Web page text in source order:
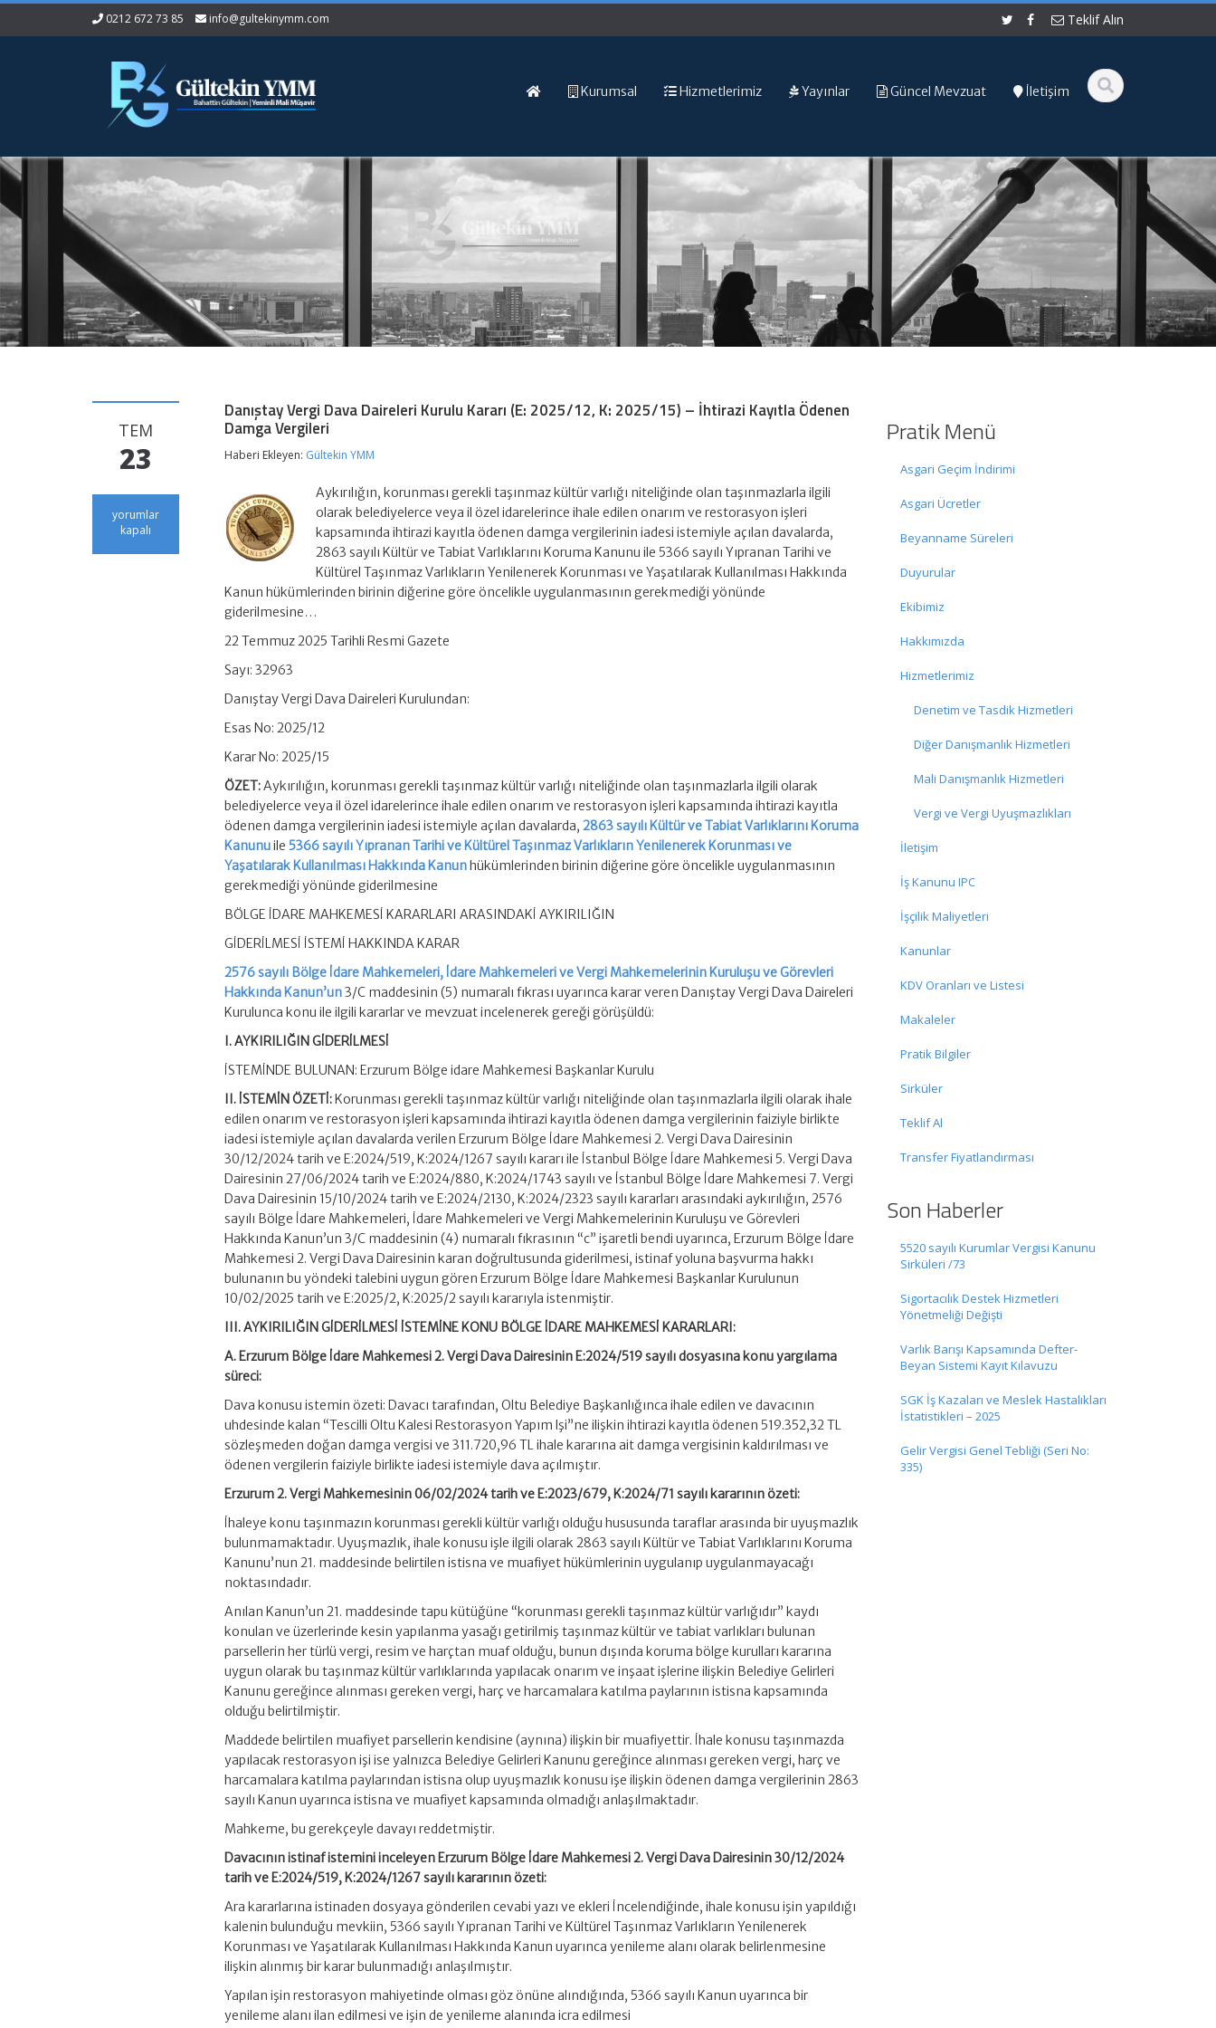
0212 672 73 85 info@gultekinymm.com Teklif Alın
Kurumsal Hizmetlerimiz Yayınlar Güncel Mevzuat İletişim
TEM
23
Danıştay
Vergi
yorumlar
kapalı
Danıştay Vergi Dava Daireleri Kurulu Kararı (E: 2025/12, K: 2025/15) – İhtirazi Kayıtla Ödenen
Damga Vergileri
Haberi Ekleyen: Gültekin YMM
Aykırılığın, korunması gerekli taşınmaz kültür varlığı niteliğinde olan taşınmazlarla ilgili
olarak belediyelerce veya il özel idarelerince ihale edilen onarım ve restorasyon işleri
kapsamında ihtirazi kayıtla ödenen damga vergilerinin iadesi istemiyle açılan davalarda,
2863 sayılı Kültür ve Tabiat Varlıklarını Koruma Kanunu ile 5366 sayılı Yıpranan Tarihi ve
Kültürel Taşınmaz Varlıkların Yenilenerek Korunması ve Yaşatılarak Kullanılması Hakkında
Kanun hükümlerinden birinin diğerine göre öncelikle uygulanmasının gerekmediği yönünde
giderilmesine…
22 Temmuz 2025 Tarihli Resmi Gazete
Sayı: 32963
Danıştay Vergi Dava Daireleri Kurulundan:
Esas No: 2025/12
Karar No: 2025/15
ÖZET:Aykırılığın, korunması gerekli taşınmaz kültür varlığı niteliğinde olan taşınmazlarla ilgili olarak
belediyelerce veya il özel idarelerince ihale edilen onarım ve restorasyon işleri kapsamında ihtirazi kayıtla
ödenen damga vergilerinin iadesi istemiyle açılan davalarda,2863 sayılı Kültür ve Tabiat Varlıklarını Koruma
Kanunuile 5366 sayılı Yıpranan Tarihi ve Kültürel Taşınmaz Varlıkların Yenilenerek Korunması ve
Yaşatılarak Kullanılması Hakkında Kanun hükümlerinden birinin diğerine göre öncelikle uygulanmasının
gerekmediği yönünde giderilmesine
BÖLGE İDARE MAHKEMESİ KARARLARI ARASINDAKİ AYKIRILIĞIN
GİDERİLMESİ İSTEMİ HAKKINDA KARAR
2576 sayılı Bölge İdare Mahkemeleri, İdare Mahkemeleri ve Vergi Mahkemelerinin Kuruluşu ve Görevleri
Hakkında Kanun’un3/C maddesinin (5) numaralı fıkrası uyarınca karar veren Danıştay Vergi Dava Daireleri
Kurulunca konu ile ilgili kararlar ve mevzuat incelenerek gereği görüşüldü:
I. AYKIRILIĞIN GİDERİLMESİ
İSTEMİNDE BULUNAN: Erzurum Bölge idare Mahkemesi Başkanlar Kurulu
II. İSTEMİN ÖZETİ: Korunması gerekli taşınmaz kültür varlığı niteliğinde olan taşınmazlarla ilgili olarak ihale
edilen onarım ve restorasyon işleri kapsamında ihtirazi kayıtla ödenen damga vergilerinin faiziyle birlikte
iadesi istemiyle açılan davalarda verilen Erzurum Bölge İdare Mahkemesi 2. Vergi Dava Dairesinin
30/12/2024 tarih ve E:2024/519, K:2024/1267 sayılı kararı ile İstanbul Bölge İdare Mahkemesi 5. Vergi Dava
Dairesinin 27/06/2024 tarih ve E:2024/880, K:2024/1743 sayılı ve İstanbul Bölge İdare Mahkemesi 7. Vergi
Dava Dairesinin 15/10/2024 tarih ve E:2024/2130, K:2024/2323 sayılı kararları arasındaki aykırılığın, 2576
sayılı Bölge İdare Mahkemeleri, İdare Mahkemeleri ve Vergi Mahkemelerinin Kuruluşu ve Görevleri
Hakkında Kanun’un 3/C maddesinin (4) numaralı fıkrasının “c” işaretli bendi uyarınca, Erzurum Bölge İdare
Mahkemesi 2. Vergi Dava Dairesinin karan doğrultusunda giderilmesi, istinaf yoluna başvurma hakkı
bulunanın bu yöndeki talebini uygun gören Erzurum Bölge İdare Mahkemesi Başkanlar Kurulunun
10/02/2025 tarih ve E:2025/2, K:2025/2 sayılı kararıyla istenmiştir.
III. AYKIRILIĞIN GİDERİLMESİ İSTEMİNE KONU BÖLGE İDARE MAHKEMESİ KARARLARI:
A. Erzurum Bölge İdare Mahkemesi 2. Vergi Dava Dairesinin E:2024/519 sayılı dosyasına konu yargılama
süreci:
Dava konusu istemin özeti: Davacı tarafından, Oltu Belediye Başkanlığınca ihale edilen ve davacının
uhdesinde kalan “Tescilli Oltu Kalesi Restorasyon Yapım lşi”ne ilişkin ihtirazi kayıtla ödenen 519.352,32 TL
sözleşmeden doğan damga vergisi ve 311.720,96 TL ihale kararına ait damga vergisinin kaldırılması ve
ödenen vergilerin faiziyle birlikte iadesi istemiyle dava açılmıştır.
Erzurum 2. Vergi Mahkemesinin 06/02/2024 tarih ve E:2023/679, K:2024/71 sayılı kararının özeti:
İhaleye konu taşınmazın korunması gerekli kültür varlığı olduğu hususunda taraflar arasında bir uyuşmazlık
bulunmamaktadır. Uyuşmazlık, ihale konusu işle ilgili olarak 2863 sayılı Kültür ve Tabiat Varlıklarını Koruma
Kanunu’nun 21. maddesinde belirtilen istisna ve muafiyet hükümlerinin uygulanıp uygulanmayacağı
noktasındadır.
Anılan Kanun’un 21. maddesinde tapu kütüğüne “korunması gerekli taşınmaz kültür varlığıdır” kaydı
konulan ve üzerlerinde kesin yapılanma yasağı getirilmiş taşınmaz kültür ve tabiat varlıkları bulunan
parsellerin her türlü vergi, resim ve harçtan muaf olduğu, bunun dışında koruma bölge kurulları kararına
uygun olarak bu taşınmaz kültür varlıklarında yapılacak onarım ve inşaat işlerine ilişkin Belediye Gelirleri
Kanunu gereğince alınması gereken vergi, harç ve harcamalara katılma paylarının istisna kapsamında
olduğu belirtilmiştir.
Maddede belirtilen muafiyet parsellerin kendisine (aynına) ilişkin bir muafiyettir. İhale konusu taşınmazda
yapılacak restorasyon işi ise yalnızca Belediye Gelirleri Kanunu gereğince alınması gereken vergi, harç ve
harcamalara katılma paylarından istisna olup uyuşmazlık konusu işe ilişkin ödenen damga vergilerinin 2863
sayılı Kanun uyarınca istisna ve muafiyet kapsamında olmadığı anlaşılmaktadır.
Mahkeme, bu gerekçeyle davayı reddetmiştir.
Davacının istinaf istemini inceleyen Erzurum Bölge İdare Mahkemesi 2. Vergi Dava Dairesinin 30/12/2024
tarih ve E:2024/519, K:2024/1267 sayılı kararının özeti:
Ara kararlarına istinaden dosyaya gönderilen cevabi yazı ve ekleri İncelendiğinde, ihale konusu işin yapıldığı
kalenin bulunduğu mevkiin, 5366 sayılı Yıpranan Tarihi ve Kültürel Taşınmaz Varlıkların Yenilenerek
Korunması ve Yaşatılarak Kullanılması Hakkında Kanun uyarınca yenileme alanı olarak belirlenmesine
ilişkin alınmış bir karar bulunmadığı anlaşılmıştır.
Yapılan işin restorasyon mahiyetinde olması göz önüne alındığında, 5366 sayılı Kanun uyarınca bir
yenileme alanı ilan edilmesi ve işin de yenileme alanında icra edilmesi
Pratik Menü
Asgari Geçim İndirimi
Asgari Ücretler
Beyanname Süreleri
Duyurular
Ekibimiz
Hakkımızda
Hizmetlerimiz
Denetim ve Tasdik Hizmetleri
Diğer Danışmanlık Hizmetleri
Mali Danışmanlık Hizmetleri
Vergi ve Vergi Uyuşmazlıkları
İletişim
İş Kanunu IPC
İşçilik Maliyetleri
Kanunlar
KDV Oranları ve Listesi
Makaleler
Pratik Bilgiler
Sirküler
Teklif Al
Transfer Fiyatlandırması
Son Haberler
5520 sayılı Kurumlar Vergisi Kanunu
Sirküleri /73
Sigortacılık Destek Hizmetleri
Yönetmeliği Değişti
Varlık Barışı Kapsamında Defter-
Beyan Sistemi Kayıt Kılavuzu
SGK İş Kazaları ve Meslek Hastalıkları
İstatistikleri – 2025
Gelir Vergisi Genel Tebliği (Seri No:
335)